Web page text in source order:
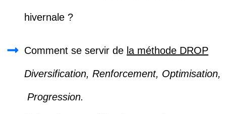
hivernale ?
Comment se servir de la méthode DROP
Diversification, Renforcement, Optimisation,
Progression.